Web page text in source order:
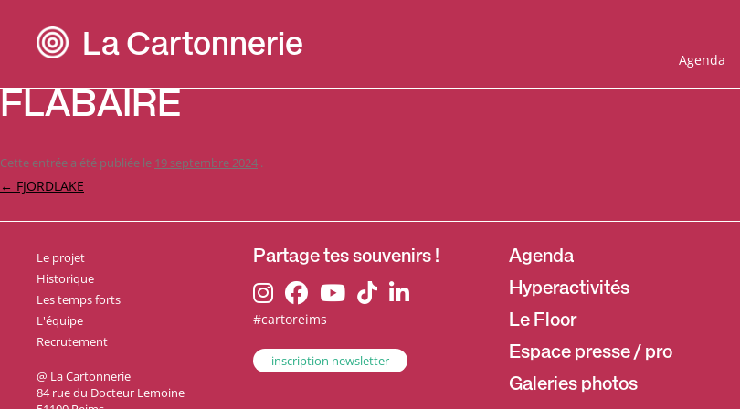
La Cartonnerie
Agenda
FLABAIRE
Cette entrée a été publiée le 19 septembre 2024 .
Navigation
← FJORDLAKE
Le projet
Historique
Les temps forts
L'équipe
Recrutement
@ La Cartonnerie
84 rue du Docteur Lemoine
Partage tes souvenirs !
#cartoreims
inscription newsletter
Agenda
Hyperactivités
Le Floor
Espace presse / pro
Galeries photos